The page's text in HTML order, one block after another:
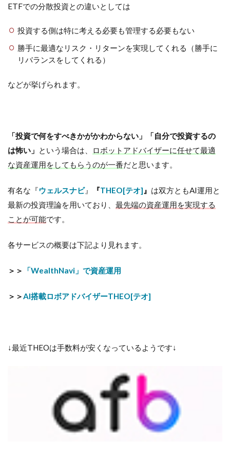
ETFでの分散投資との違いとしては
投資する側は特に考える必要も管理する必要もない
勝手に最適なリスク・リターンを実現してくれる（勝手に
リバランスをしてくれる）
などが挙げられます。
「投資で何をすべきかがかわからない」「自分で投資するの
は怖い」
という場合は、
ロボットアドバイザーに任せて最適
な資産運用をしてもらうのが一番だと思います。
有名な『ウェルスナビ』 『THEO[テオ] 』 は双方ともAI運用と
最新の投資理論を用いており、 最先端の資産運用を実現する
ことが可能です。
各サービスの概要は下記より見れます。
＞＞ 「WealthNavi」で資産運用
＞＞ AI搭載ロボアドバイザーTHEO[テオ]
↓最近THEOは手数料が安くなっているようです↓